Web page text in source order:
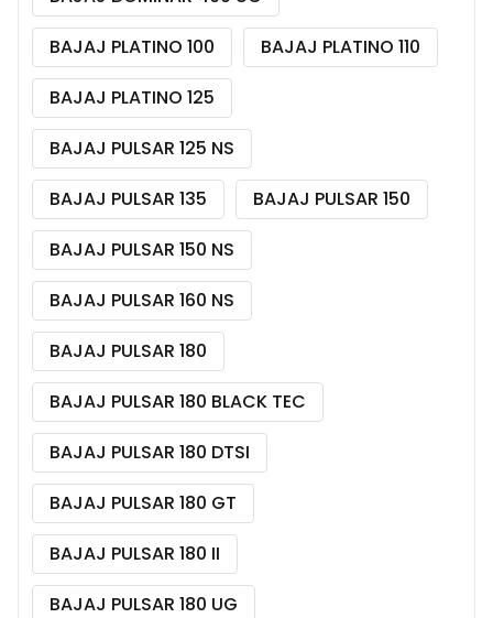
BAJAJ PLATINO 100
BAJAJ PLATINO 110
BAJAJ PLATINO 125
BAJAJ PULSAR 125 NS
BAJAJ PULSAR 135
BAJAJ PULSAR 150
BAJAJ PULSAR 150 NS
BAJAJ PULSAR 160 NS
BAJAJ PULSAR 180
BAJAJ PULSAR 180 BLACK TEC
BAJAJ PULSAR 180 DTSI
BAJAJ PULSAR 180 GT
BAJAJ PULSAR 180 II
BAJAJ PULSAR 180 UG